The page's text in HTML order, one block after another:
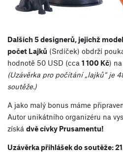
Dalších 5 designerů, jejichž
počet Lajků (Srdíček) obdrží
hodnotě 50 USD (cca 1 100 Kč)
(Uzávěrka pro počítání „lajků“ je
soutěže.)
A jako malý bonus máme
Autor unikátního organizéru na
získá dvě cívky Prusamentu!
Uzávěrka přihlášek do soutěže: